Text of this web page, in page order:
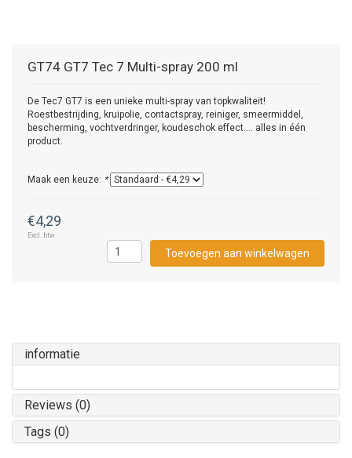
GT74 GT7 Tec 7 Multi-spray 200 ml
De Tec7 GT7 is een unieke multi-spray van topkwaliteit!
Roestbestrijding, kruipolie, contactspray, reiniger, smeermiddel,
bescherming, vochtverdringer, koudeschok effect.... alles in één
product.
Maak een keuze: *
€4,29
Excl. btw
Toevoegen aan winkelwagen
informatie
Reviews (0)
Tags (0)